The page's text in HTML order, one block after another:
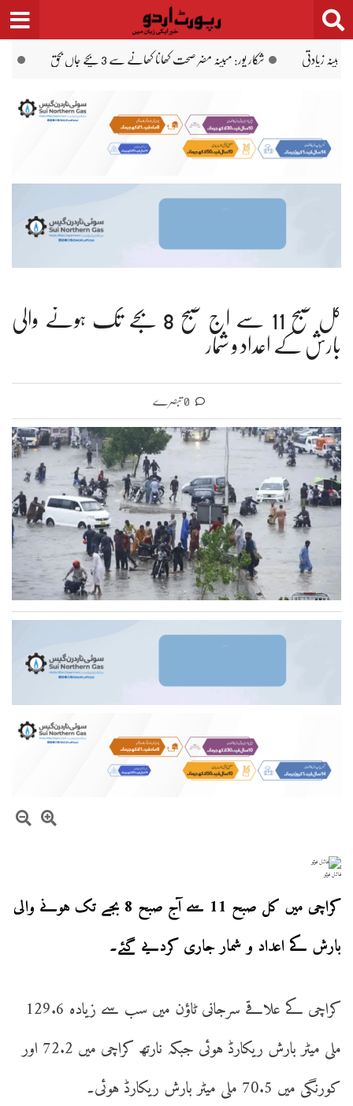
Skip
to
آزاد کشمیر، جی بی میں بارشوں اور سیلاب کا الرٹ مکہ ڈیفنس ایگریمنٹ سعودی عرب،
کل صبح 11 سے آج صبح 8 بجے تک ہونے والی
بارش کے اعداد و شمار
0 تبصرے
فائل فوٹو
کراچی میں کل صبح 11 سے آج صبح 8 بجے تک ہونے والی
بارش کے اعداد و شمار جاری کردیے گئے۔
کراچی کے علاقے سرجانی ٹاؤن میں سب سے زیادہ 129.6
ملی میٹر بارش ریکارڈ ہوئی جبکہ نارتھ کراچی میں 72.2 اور
کورنگی میں 70.5 ملی میٹر بارش ریکارڈ ہوئی۔